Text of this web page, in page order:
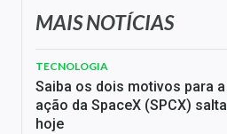
MAIS NOTÍCIAS
TECNOLOGIA
Saiba os dois motivos para a
ação da SpaceX (SPCX)
hoje